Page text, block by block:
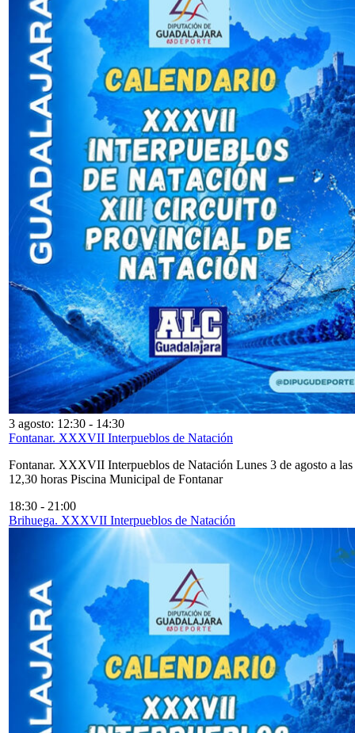
3 agosto: 12:30 - 14:30
Fontanar. XXXVII Interpueblos de Natación
Fontanar. XXXVII Interpueblos de Natación Lunes 3 de agosto a las
12,30 horas Piscina Municipal de Fontanar
18:30 - 21:00
Brihuega. XXXVII Interpueblos de Natación